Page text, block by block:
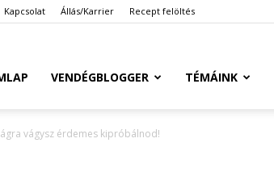
Kapcsolat Állás/Karrier Recept felöltés
VENDÉGBLOGGER TÉMÁINK
vágysz érdemes kipróbálnod!